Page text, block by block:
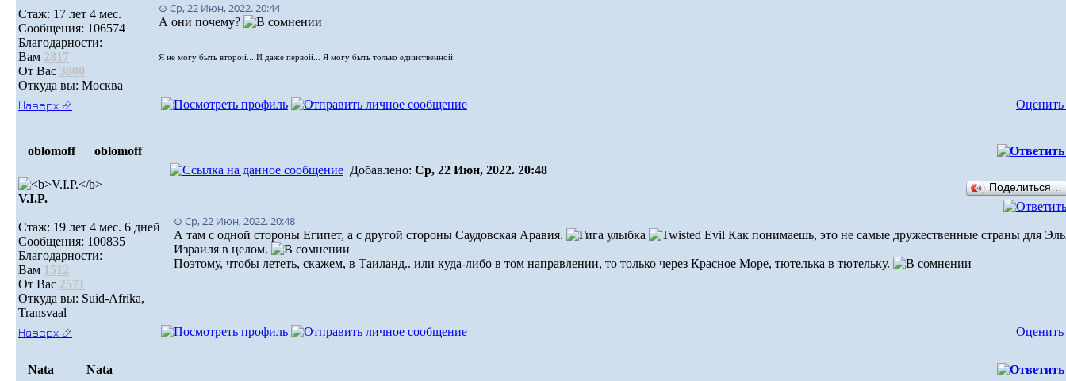
Стаж: 17 лет 4 мес.
Сообщения: 106574
Благодарности:
Вам 2817
От Вас 3800
Откуда вы: Москва
⊙ Ср, 22 Июн, 2022. 20:44
А они почему?
Я не могу быть второй... И даже первой... Я могу быть только единственной.
Наверх ⮵ Оценить
oblomoff oblomoff
V.I.P.
Стаж: 19 лет 4 мес. 6 дней
Сообщения: 100835
Благодарности:
Вам 1512
От Вас 2571
Откуда вы: Suid-Afrika,
Transvaal
Добавлено: Ср, 22 Июн, 2022. 20:48
Поделиться…
⊙ Ср, 22 Июн, 2022. 20:48
А там с одной стороны Египет, а с другой стороны Саудовская Аравия.
Как понимаешь, это не самые дружественные страны для
Израиля в целом.
Поэтому, чтобы лететь, скажем, в Таиланд.. или куда-либо в том направлении, то только через Красное Море, тютелька в тютельку.
Наверх ⮵ Оценить
Nata Nata